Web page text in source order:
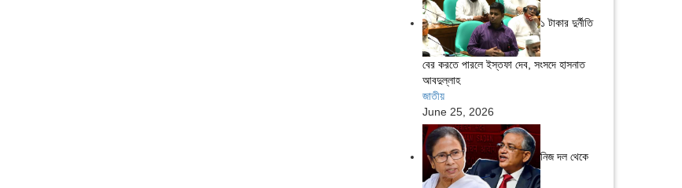
১ টাকার দুর্নীতি
বের করতে পারলে ইস্তফা দেব, সংসদে হাসনাত
আবদুল্লাহ
জাতীয়
June 25, 2026
নিজ দল থেকে